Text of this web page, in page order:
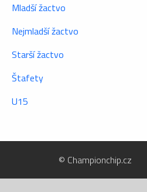
Mladší žactvo
Nejmladší žactvo
Starší žactvo
Štafety
U15
© Championchip.cz